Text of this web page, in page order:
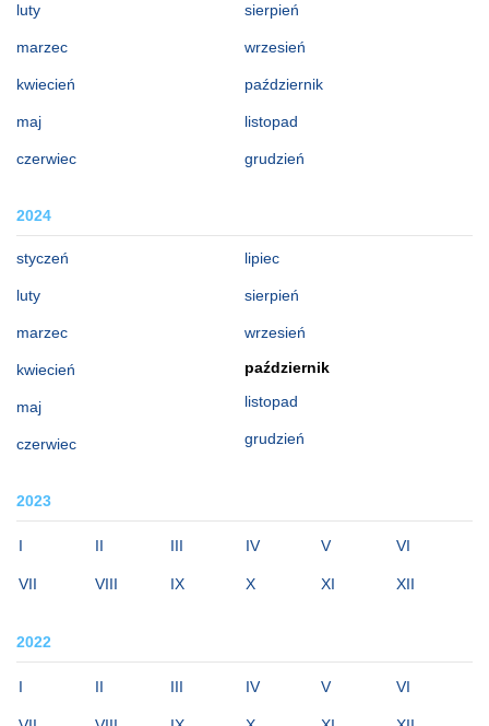
luty
marzec
kwiecień
maj
czerwiec
sierpień
wrzesień
październik
listopad
grudzień
2024
styczeń
luty
marzec
kwiecień
maj
czerwiec
lipiec
sierpień
wrzesień
październik
listopad
grudzień
2023
I II III IV V VI
VII VIII IX X XI XII
2022
I II III IV V VI